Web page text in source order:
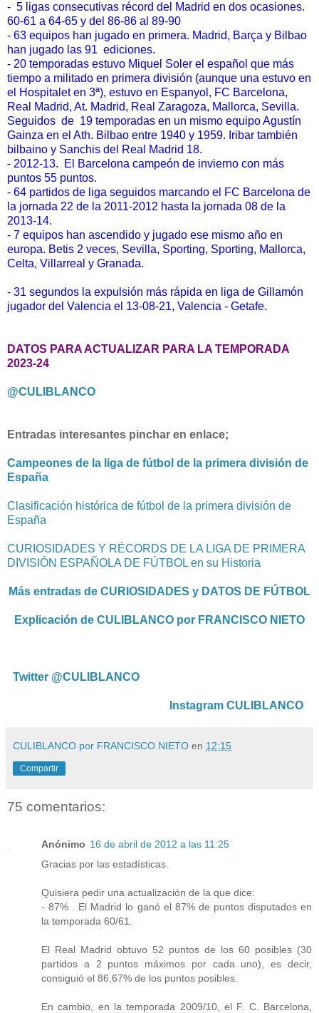
- 5 ligas consecutivas récord del Madrid en dos ocasiones.
60-61 a 64-65 y del 86-86 al 89-90
- 63 equipos han jugado en primera. Madrid, Barça y Bilbao
han jugado las 91 ediciones.
- 20 temporadas estuvo Miquel Soler el español que más
tiempo a militado en primera división (aunque una estuvo en
el Hospitalet en 3ª), estuvo en Espanyol, FC Barcelona,
Real Madrid, At. Madrid, Real Zaragoza, Mallorca, Sevilla.
Seguidos de 19 temporadas en un mismo equipo Agustín
Gainza en el Ath. Bilbao entre 1940 y 1959. Iribar también
bilbaino y Sanchis del Real Madrid 18.
- 2012-13. El Barcelona campeón de invierno con más
puntos 55 puntos.
- 64 partidos de liga seguidos marcando el FC Barcelona de
la jornada 22 de la 2011-2012 hasta la jornada 08 de la
2013-14.
- 7 equipos han ascendido y jugado ese mismo año en
europa. Betis 2 veces, Sevilla, Sporting, Sporting, Mallorca,
Celta, Villarreal y Granada.
- 31 segundos la expulsión más rápida en liga de Gillamón
jugador del Valencia el 13-08-21, Valencia - Getafe.
DATOS PARA ACTUALIZAR PARA LA TEMPORADA
2023-24
@CULIBLANCO
Entradas interesantes pinchar en enlace;
Campeones de la liga de fútbol de la primera división de
España
Clasificación histórica de fútbol de la primera división de
España
CURIOSIDADES Y RÉCORDS DE LA LIGA DE PRIMERA
DIVISIÓN ESPAÑOLA DE FÚTBOL en su Historia
Más entradas de CURIOSIDADES y DATOS DE FÚTBOL
Explicación de CULIBLANCO por FRANCISCO NIETO
Twitter @CULIBLANCO
Instagram CULIBLANCO
CULIBLANCO por FRANCISCO NIETO en 12:15
Compartir
75 comentarios:
Anónimo 16 de abril de 2012 a las 11:25
Gracias por las estadísticas.
Quisiera pedir una actualización de la que dice:
- 87% . El Madrid lo ganó el 87% de puntos disputados en
la temporada 60/61.
El Real Madrid obtuvo 52 puntos de los 60 posibles (30
partidos a 2 puntos máximos por cada uno), es decir,
consiguió el 86,67% de los puntos posibles.
En cambio, en la temporada 2009/10, el F. C. Barcelona,